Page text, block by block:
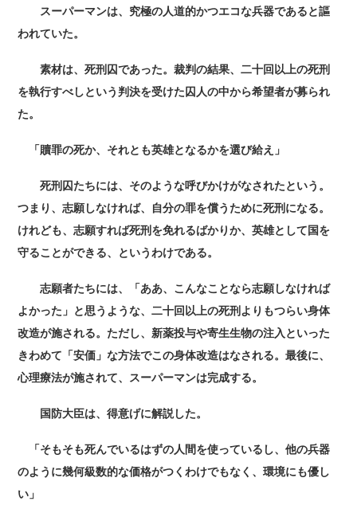
スーパーマンは、究極の人道的かつエコな兵器であると謳
われていた。
素材は、死刑囚であった。裁判の結果、二十回以上の死刑
を執行すべしという判決を受けた囚人の中から希望者が募られ
た。
「贖罪の死か、それとも英雄となるかを選び給え」
死刑囚たちには、そのような呼びかけがなされたという。
つまり、志願しなければ、自分の罪を償うために死刑になる。
けれども、志願すれば死刑を免れるばかりか、英雄として国を
守ることができる、というわけである。
志願者たちには、「ああ、こんなことなら志願しなければ
よかった」と思うような、二十回以上の死刑よりもつらい身体
改造が施される。ただし、新薬投与や寄生生物の注入といった
きわめて「安価」な方法でこの身体改造はなされる。最後に、
心理療法が施されて、スーパーマンは完成する。
国防大臣は、得意げに解説した。
「そもそも死んでいるはずの人間を使っているし、他の兵器
のように幾何級数的な価格がつくわけでもなく、環境にも優し
い」